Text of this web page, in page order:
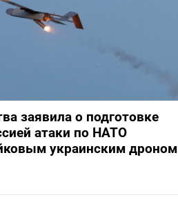
заявила о подготовке
атаки по НАТО
украинским дроном